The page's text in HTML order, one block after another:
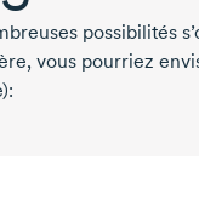
possibilités
vous pourriez